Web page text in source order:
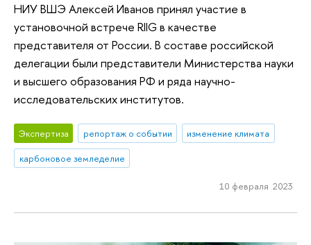
НИУ ВШЭ Алексей Иванов принял участие в
установочной встрече RIIG в качестве
представителя от России. В составе российской
делегации были представители Министерства науки
и высшего образования РФ и ряда научно-
исследовательских институтов.
Экспертиза репортаж о событии
изменение климата
карбоновое земледелие
10 февраля 2023